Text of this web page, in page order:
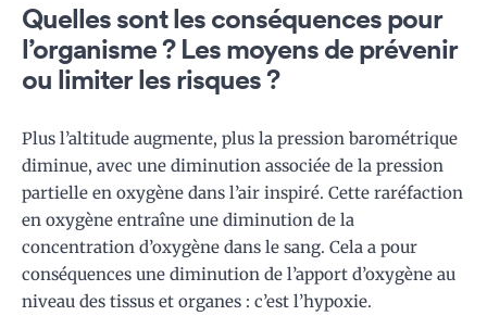
Quelles sont les conséquences pour
l’organisme ? Les moyens de prévenir
ou limiter les risques ?
Plus l’altitude augmente, plus la pression barométrique
diminue, avec une diminution associée de la pression
partielle en oxygène dans l’air inspiré. Cette raréfaction
en oxygène entraîne une diminution de la
concentration d’oxygène dans le sang. Cela a pour
conséquences une diminution de l’apport d’oxygène au
niveau des tissus et organes : c’est l’hypoxie.